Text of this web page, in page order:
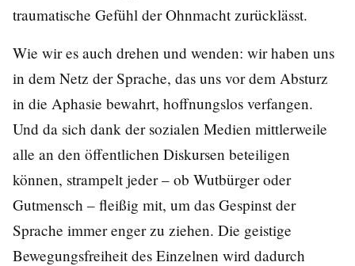
traumatische Gefühl der Ohnmacht zurücklässt.
Wie wir es auch drehen und wenden: wir haben uns
in dem Netz der Sprache, das uns vor dem Absturz
in die Aphasie bewahrt, hoffnungslos verfangen.
Und da sich dank der sozialen Medien mittlerweile
alle an den öffentlichen Diskursen beteiligen
können, strampelt jeder – ob Wutbürger oder
Gutmensch – fleißig mit, um das Gespinst der
Sprache immer enger zu ziehen. Die geistige
Bewegungsfreiheit des Einzelnen wird dadurch